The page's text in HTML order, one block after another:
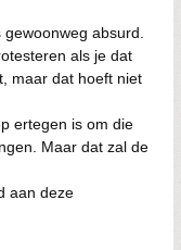
absurd.
als je dat
maar dat hoeft niet
ertegen is om die
Maar dat zal de
aan deze